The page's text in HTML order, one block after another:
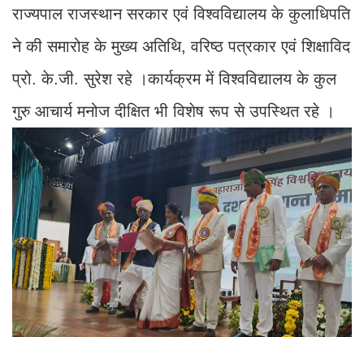
राज्यपाल राजस्थान सरकार एवं विश्वविद्यालय के कुलाधिपति
ने की समारोह के मुख्य अतिथि, वरिष्ठ पत्रकार एवं शिक्षाविद
प्रो. के.जी. सुरेश रहे ।कार्यक्रम में विश्वविद्यालय के कुल
गुरु आचार्य मनोज दीक्षित भी विशेष रूप से उपस्थित रहे ।